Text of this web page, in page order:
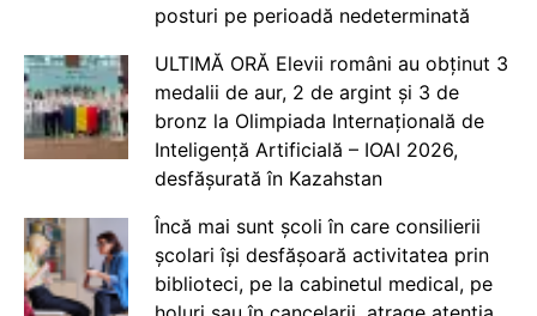
posturi pe perioadă nedeterminată
ULTIMĂ ORĂ Elevii români au obținut 3
medalii de aur, 2 de argint și 3 de
bronz la Olimpiada Internațională de
Inteligență Artificială – IOAI 2026,
desfășurată în Kazahstan
Încă mai sunt școli în care consilierii
școlari își desfășoară activitatea prin
biblioteci, pe la cabinetul medical, pe